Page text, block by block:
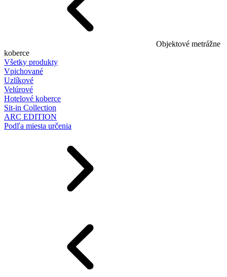
Objektové metrážne
koberce
Všetky produkty
Vpichované
Uzlíkové
Velúrové
Hotelové koberce
Sit-in Collection
ARC EDITION
Podľa miesta určenia